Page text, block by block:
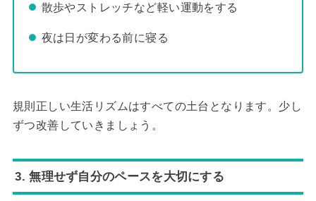
散歩やストレッチなど軽い運動をする
夜は日が変わる前に寝る
規則正しい生活リズムはすべての土台となります。少し
ずつ改善していきましょう。
3. 無理せず自分のペースを大切にする